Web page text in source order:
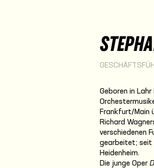
Geboren in
Frankfurt/Main
Richard
verschiedenen
gearbeitet; seit
Heidenheim.
Die junge Oper